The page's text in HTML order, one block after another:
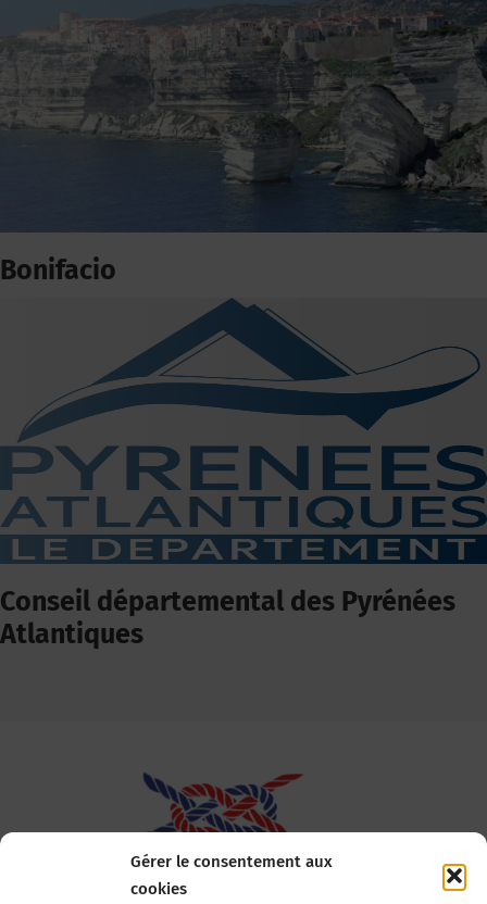
Gérer le consentement aux
cookies
Bonifacio
Conseil départemental des Pyrénées
Atlantiques